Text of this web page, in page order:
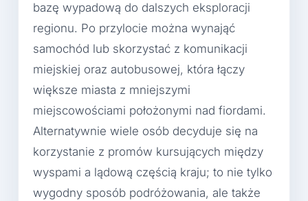
bazę wypadową do dalszych eksploracji
regionu. Po przylocie można wynająć
samochód lub skorzystać z komunikacji
miejskiej oraz autobusowej, która łączy
większe miasta z mniejszymi
miejscowościami położonymi nad fiordami.
Alternatywnie wiele osób decyduje się na
korzystanie z promów kursujących między
wyspami a lądową częścią kraju; to nie tylko
wygodny sposób podróżowania, ale także